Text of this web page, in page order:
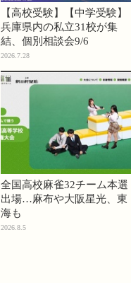
【高校受験】【中学受験】
兵庫県内の私立31校が集
結、個別相談会9/6
2026.7.28
全国高校麻雀32チーム本選
出場…麻布や大阪星光、東
海も
2026.8.5